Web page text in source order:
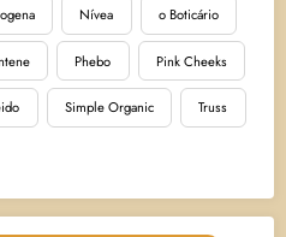
Nívea o Boticário
Phebo Pink Cheeks
Simple Organic Truss